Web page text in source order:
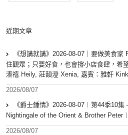
近期文章
《想講就講》2026-08-07｜要做美食
住觀眾；只要好食，也會撐小店食肆，希
溱禧 Heily, 莊韻澄 Xenia, 嘉賓：雅軒
2026/08/07
《爵士鍾情》2026-08-07︱第44季10
Nightingale of the Orient & Brother
2026/08/07